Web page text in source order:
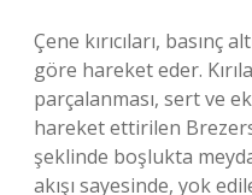
Çene kırıcıları, basınç
göre hareket eder.
parçalanması, sert ve
hareket ettirilen
şeklinde boşlukta
akışı sayesinde, yok